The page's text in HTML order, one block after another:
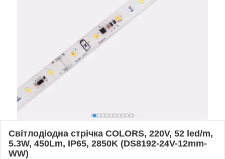
Світлодіодна стрічка COLORS, 220V, 52 led/m,
5.3W, 450Lm, IP65, 2850K (DS8192-24V-12mm-
WW)